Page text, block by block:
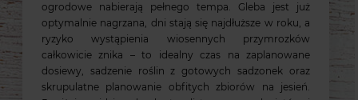
ogrodowe nabierają pełnego tempa. Gleba jest już
optymalnie nagrzana, dni stają się najdłuższe w roku, a
ryzyko wystąpienia wiosennych przymrozków
całkowicie znika – to idealny czas na zaplanowane
dosiewy, sadzenie roślin z gotowych sadzonek oraz
skrupulatne planowanie obfitych zbiorów na jesień.